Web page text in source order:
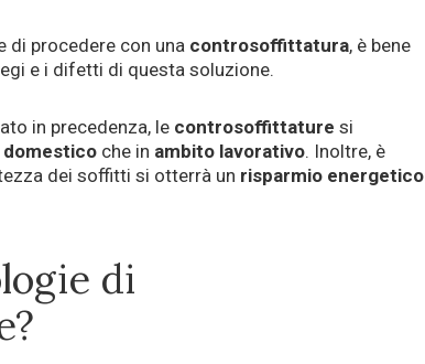
di procedere con una controsoffittatura, è bene
e i difetti di questa soluzione.
in precedenza, le controsoffittature si
domestico che in ambito lavorativo. Inoltre, è
dei soffitti si otterrà un risparmio energetico
di